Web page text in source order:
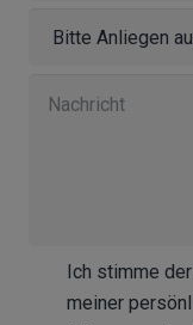
Ich stimme
meiner